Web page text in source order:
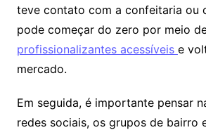
teve contato com a confeitaria ou
pode começar do zero por meio
profissionalizantes acessíveis e
mercado.
Em seguida, é importante pensar
redes sociais, os grupos de bairro